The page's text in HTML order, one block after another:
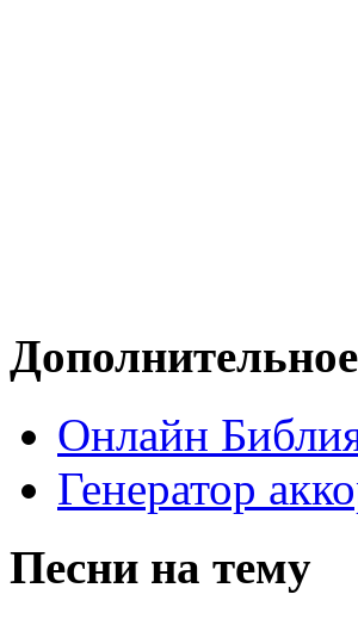
Дополнительное
Онлайн
Генератор
Песни на тему